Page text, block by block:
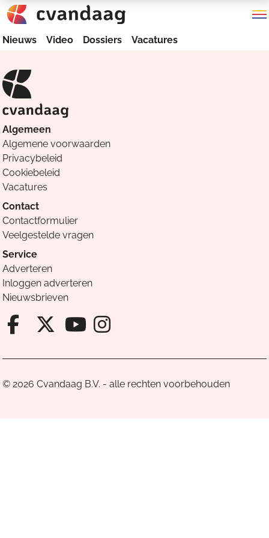
Nieuws Video Dossiers Vacatures
Algemeen
Algemene voorwaarden
Privacybeleid
Cookiebeleid
Vacatures
Contact
Contactformulier
Veelgestelde vragen
Service
Adverteren
Inloggen adverteren
Nieuwsbrieven
Facebook van Cvandaag
X van Cvandaag
Instagram van
© 2026 Cvandaag B.V. - alle rechten voorbehouden